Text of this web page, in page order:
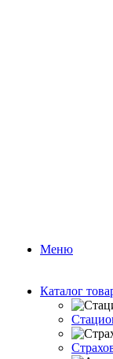
Меню
Каталог